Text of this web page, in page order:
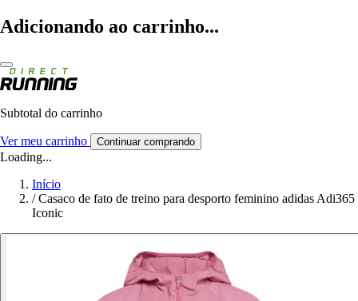
Adicionando ao carrinho...
Subtotal do carrinho
Ver meu carrinho Continuar comprando
Loading...
Início
/ Casaco de fato de treino para desporto feminino adidas Adi365
Iconic